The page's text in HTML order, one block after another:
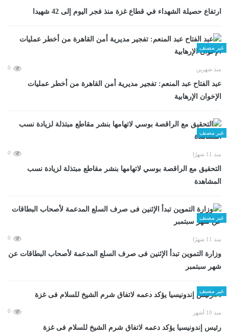
ارتفاع حصيلة الشهداء في قطاع غزة منذ فجر اليوم إلى 42 شهيدا
غير مصنف
منذ شهرين 0
عبد الفتاح عبد المنعم: تفجير مديرية أمن القاهرة من أخطر عمليات
الإخوان الإرهابية
غير مصنف
منذ 11 شهرًا 0
التحقيق مع الراقصة بوسي لاتهامها بنشر مقاطع مبتذلة لزيادة نسب
المشاهدة
غير مصنف
منذ 11 شهرًا 0
وزارة التموين تبدأ الإثنين فى صرف السلع المدعمة لأصحاب البطاقات عن
شهر سبتمبر
غير مصنف
منذ 10 أشهر 0
رئيس إندونيسيا يؤكد دعمه لاتفاق شرم الشيخ للسلام فى غزة